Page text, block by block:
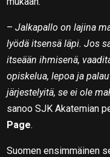
– Jalkapallo on lajina
lyödä itsensä läpi. Jos
itseään ihmisenä,
opiskelua, lepoa ja
järjestelyitä, se ei ole
sanoo SJK Akatemian
Page.
Suomen ensimmäinen